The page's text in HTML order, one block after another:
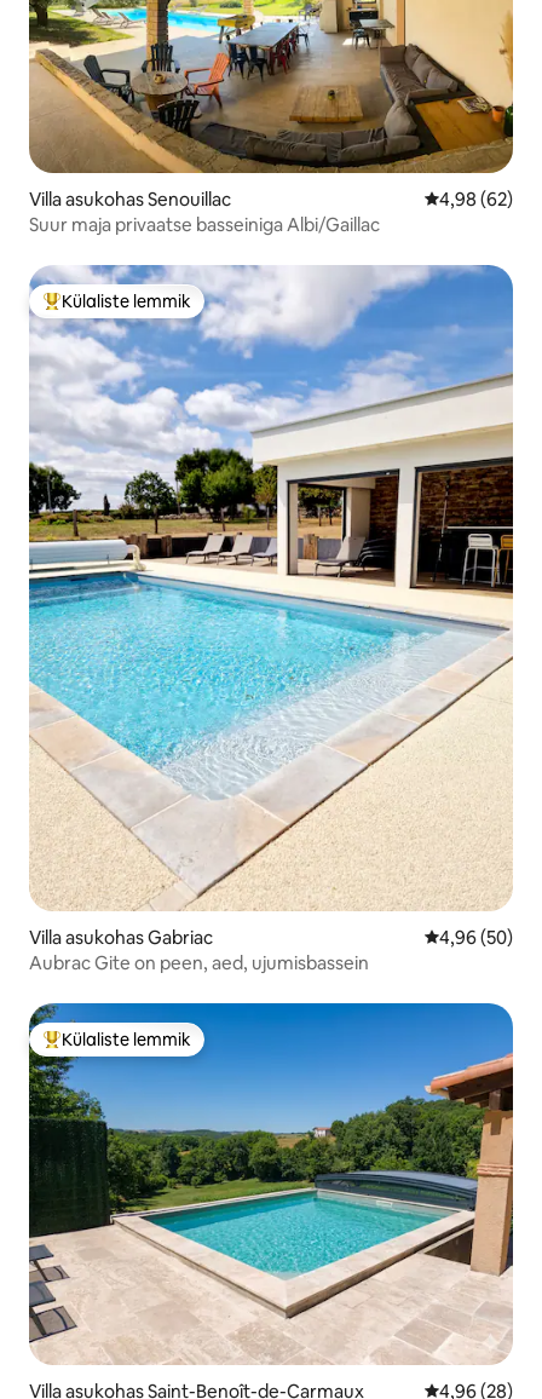
Villa asukohas Senouillac Keskmine
4,98 (62)
Suur maja privaatse basseiniga Albi/Gaillac
Külaliste suur lemmik
Külaliste lemmik
Villa asukohas Gabriac Keskmine
4,96 (50)
Aubrac Gite on peen, aed, ujumisbassein
Külaliste suur lemmik
Külaliste lemmik
Villa asukohas Saint-Benoît-de-Carmaux Keskmine
4,96 (28)